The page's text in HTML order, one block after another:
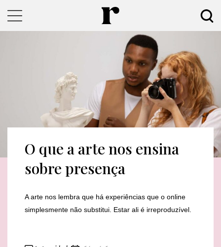
O que a arte nos ensina
sobre presença
A arte nos lembra que há experiências que o online
simplesmente não substitui. Estar ali é irreproduzível.